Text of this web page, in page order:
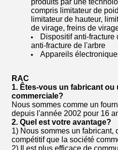
produits par une
compris limitateur de
limitateur de hauteur,
de virage, freins de
Dispositif anti-fracture
anti-fracture de l'arbre
Appareils
RAC
1. Êtes-vous un fabricant ou
commerciale?
Nous sommes comme un
depuis l'année 2002 pour 16
2. Quel est votre avantage?
1) Nous sommes un fabricant,
compétitif que la société
2) Il est plus efficace de